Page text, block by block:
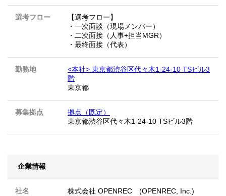
選考フロー
【選考フロー】
・一次面談（現場メンバー）
・二次面接（人事+担当MGR）
・最終面接（代表）
勤務地
<本社> 東京都渋谷区代々木1-24-10 TSビル3
階
東京都
募集拠点
拠点（既定）
東京都渋谷区代々木1-24-10 TSビル3階
企業情報
社名 株式会社 OPENREC (OPENREC, Inc.)